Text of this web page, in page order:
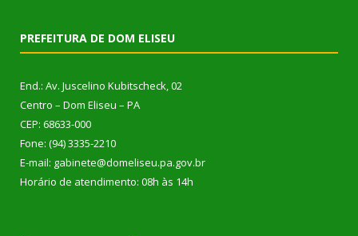
PREFEITURA DE DOM ELISEU
End.: Av. Juscelino Kubitscheck, 02
Centro – Dom Eliseu – PA
CEP: 68633-000
Fone: (94) 3335-2210
E-mail: gabinete@domeliseu.pa.gov.br
Horário de atendimento: 08h às 14h